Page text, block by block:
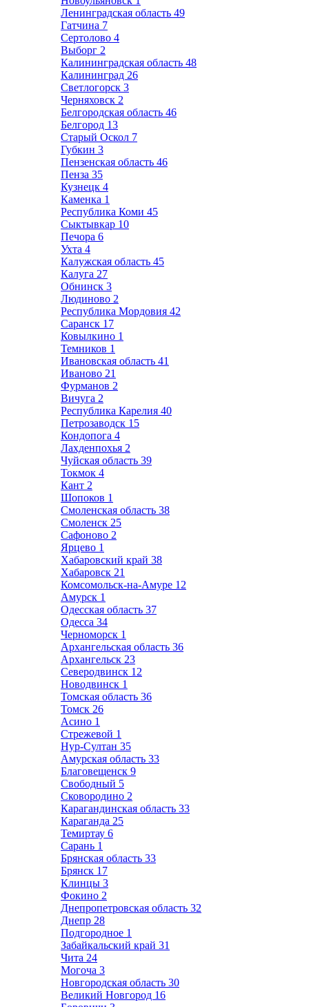
Ленинградская область 49
Гатчина 7
Сертолово 4
Выборг 2
Калининградская область 48
Калининград 26
Светлогорск 3
Черняховск 2
Белгородская область 46
Белгород 13
Старый Оскол 7
Губкин 3
Пензенская область 46
Пенза 35
Кузнецк 4
Каменка 1
Республика Коми 45
Сыктывкар 10
Печора 6
Ухта 4
Калужская область 45
Калуга 27
Обнинск 3
Людиново 2
Республика Мордовия 42
Саранск 17
Ковылкино 1
Темников 1
Ивановская область 41
Иваново 21
Фурманов 2
Вичуга 2
Республика Карелия 40
Петрозаводск 15
Кондопога 4
Лахденпохья 2
Чуйская область 39
Токмок 4
Кант 2
Шопоков 1
Смоленская область 38
Смоленск 25
Сафоново 2
Ярцево 1
Хабаровский край 38
Хабаровск 21
Комсомольск-на-Амуре 12
Амурск 1
Одесская область 37
Одесса 34
Черноморск 1
Архангельская область 36
Архангельск 23
Северодвинск 12
Новодвинск 1
Томская область 36
Томск 26
Асино 1
Стрежевой 1
Нур-Султан 35
Амурская область 33
Благовещенск 9
Свободный 5
Сковородино 2
Карагандинская область 33
Караганда 25
Темиртау 6
Сарань 1
Брянская область 33
Брянск 17
Клинцы 3
Фокино 2
Днепропетровская область 32
Днепр 28
Подгородное 1
Забайкальский край 31
Чита 24
Могоча 3
Новгородская область 30
Великий Новгород 16